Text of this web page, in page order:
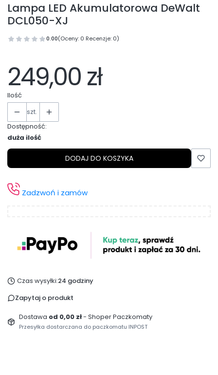
Lampa LED Akumulatorowa DeWalt
DCL050-XJ
0.00(Oceny: 0 Recenzje: 0)
249,00 zł
Ilość
szt.
Dostępność:
duża ilość
DODAJ DO KOSZYKA
Zadzwoń i zamów
Czas wysyłki:24 godziny
Zapytaj o produkt
Dostawa od 0,00 zł- Shoper Paczkomaty
Przesyłka dostarczana do paczkomatu INPOST